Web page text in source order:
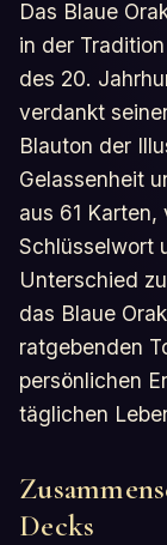
Das Blaue
in der
des 20.
verdankt
Blauton der
Gelassenheit
aus 61
Schlüsselwort
Unterschied
das Blaue
ratgebenden
persönlichen
täglichen
Decks